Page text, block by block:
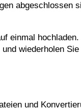
abgeschlossen
einmal
wiederholen
und